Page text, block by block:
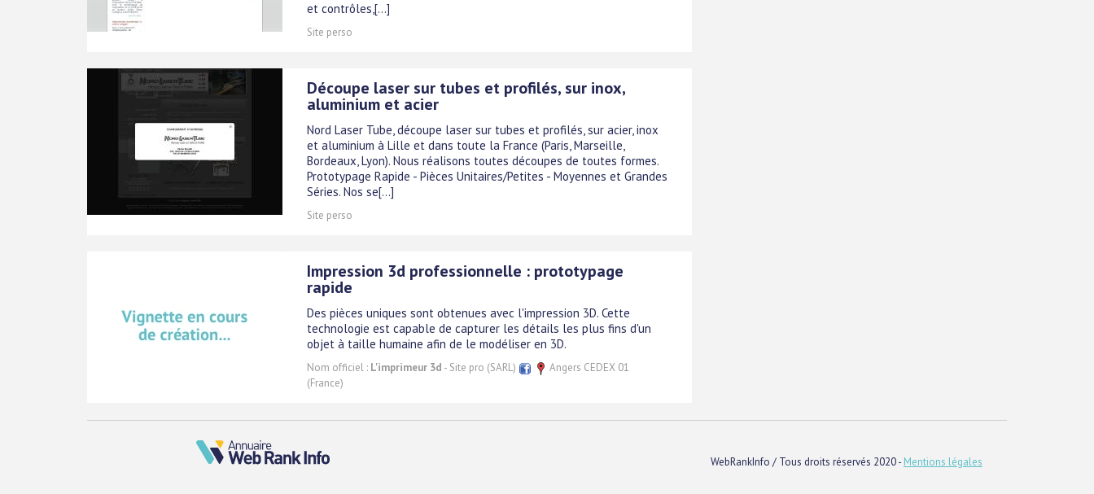
et contrôles,[...]
Site perso
Découpe laser sur tubes et profilés, sur inox,
aluminium et acier
Nord Laser Tube, découpe laser sur tubes et profilés, sur acier, inox
et aluminium à Lille et dans toute la France (Paris, Marseille,
Bordeaux, Lyon). Nous réalisons toutes découpes de toutes formes.
Prototypage Rapide - Pièces Unitaires/Petites - Moyennes et Grandes
Séries. Nos se[...]
Site perso
Impression 3d professionnelle : prototypage
rapide
Des pièces uniques sont obtenues avec l'impression 3D. Cette
technologie est capable de capturer les détails les plus fins d'un
objet à taille humaine afin de le modéliser en 3D.
Nom officiel : L'imprimeur 3d - Site pro (SARL)
Angers CEDEX 01
(France)
WebRankInfo / Tous droits réservés 2020 - Mentions légales